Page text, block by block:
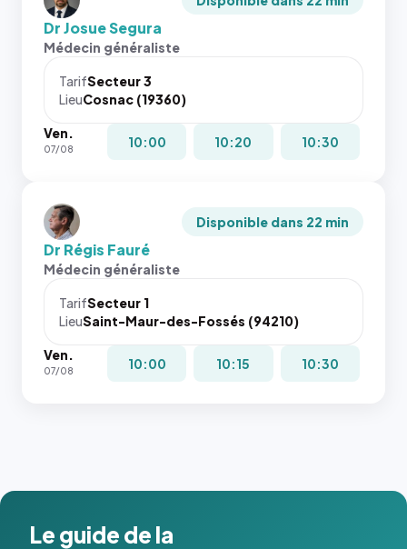
Dr Josue Segura
Médecin généraliste
TarifSecteur 3
LieuCosnac (19360)
Ven.
07/08 10:00 10:20 10:30
Disponible dans 22 min
Dr Régis Fauré
Médecin généraliste
TarifSecteur 1
LieuSaint-Maur-des-Fossés (94210)
Ven.
07/08 10:00 10:15 10:30
Le guide de la